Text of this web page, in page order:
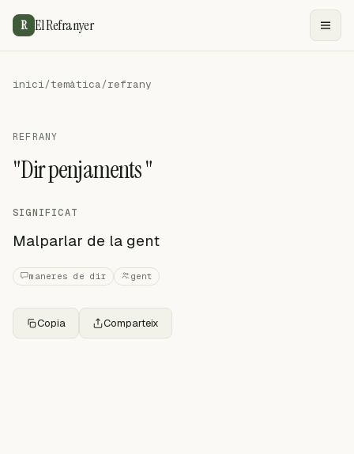
R El Refranyer
inici/temàtica/refrany
REFRANY
"Dir penjaments "
SIGNIFICAT
Malparlar de la gent
maneres de dir gent
Copia Comparteix